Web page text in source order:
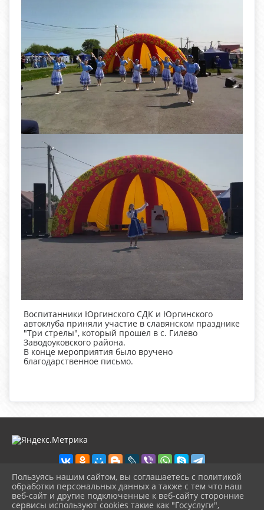
Воспитанники Юргинского СДК и Юргинского
автоклуба приняли участие в славянском празднике
"Три стрелы", который прошел в с. Гилево
Заводоуковского района.
В конце мероприятия было вручено
благодарственное письмо.
2026 г. ckd-urg.ru
Пользуясь нашим сайтом, вы соглашаетесь с политикой
обработки персональных данных а также с тем что наш
веб-сайт и другие подключенные к веб-сайту сторонние
сервисы используют cookies такие как "Госуслуги",